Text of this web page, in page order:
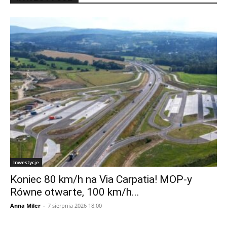
Inwestycje
Koniec 80 km/h na Via Carpatia! MOP-y
Równe otwarte, 100 km/h...
Anna Miler - 7 sierpnia 2026 18:00